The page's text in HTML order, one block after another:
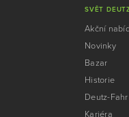
SVĚT
Akční
Novinky
Bazar
Historie
Deutz-
Kariéra